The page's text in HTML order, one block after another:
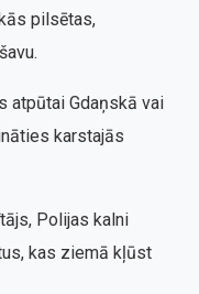
pilsētas,
atpūtai Gdaņskā vai
karstajās
Polijas kalni
kas ziemā kļūst